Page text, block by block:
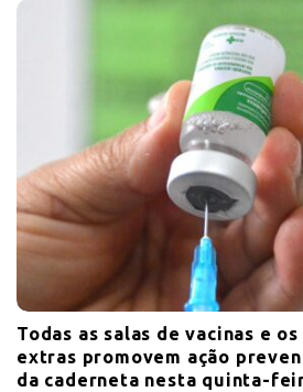
Todas as salas de vacinas e
extras promovem ação
da caderneta nesta quinta-